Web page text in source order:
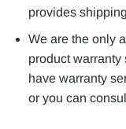
provides
We are the only
product warranty
have warranty
or you can